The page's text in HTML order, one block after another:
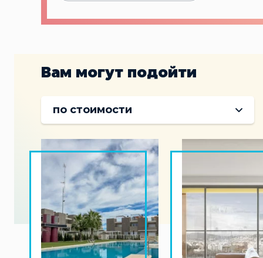
Вам могут подойти
по стоимости